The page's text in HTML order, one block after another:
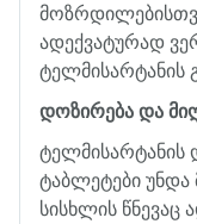
ადექვატურად
ტელმისარტანის
დოზირება და
ტელმისარტანის
ტაბლეტები უნდა
სისხლის წნევაც